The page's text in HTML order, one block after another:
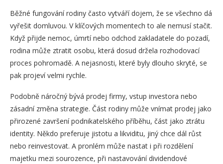
Běžné fungování rodiny často vytváří dojem, že se všechno dá
vyřešit domluvou. V klíčových momentech to ale nemusí stačit.
Když přijde nemoc, úmrtí nebo odchod zakladatele do pozadí,
rodina může ztratit osobu, která dosud držela rozhodovací
proces pohromadě. A nejasnosti, které byly dlouho skryté, se
pak projeví velmi rychle.
Podobně náročný bývá prodej firmy, vstup investora nebo
zásadní změna strategie. Část rodiny může vnímat prodej jako
přirozené završení podnikatelského příběhu, část jako ztrátu
identity. Někdo preferuje jistotu a likviditu, jiný chce dál růst
nebo reinvestovat. A pronlém může nastat i při rozdělení
majetku mezi sourozence, při nastavování dividendové